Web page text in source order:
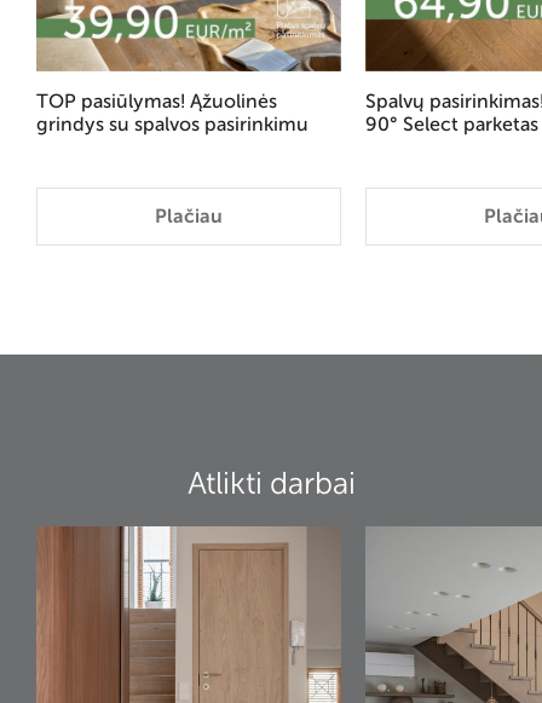
TOP pasiūlymas! Ąžuolinės
grindys su spalvos pasirinkimu
Plačiau
Spalvų
90° Select parketas
Atlikti darbai